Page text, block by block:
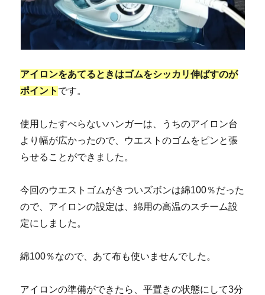
アイロンをあてるときはゴムをシッカリ伸ばすのが
ポイント です。
使用したすべらないハンガーは、うちのアイロン台
より幅が広かったので、ウエストのゴムをピンと張
らせることができました。
今回のウエストゴムがきついズボンは綿100％だった
ので、アイロンの設定は、綿用の高温のスチーム設
定にしました。
綿100％なので、あて布も使いませんでした。
アイロンの準備ができたら、平置きの状態にして3分